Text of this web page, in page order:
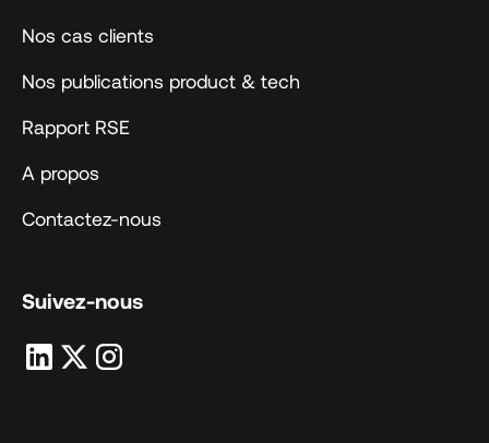
Nos cas clients
Nos publications product & tech
Rapport RSE
A propos
Contactez-nous
Suivez-nous